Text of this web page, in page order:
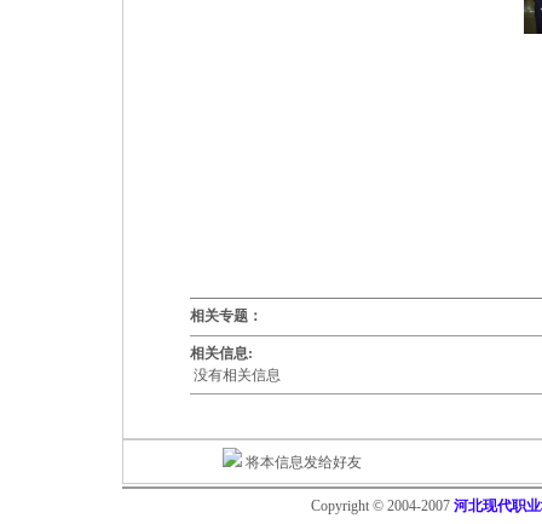
相关专题：
相关信息:
没有相关信息
将本信息发给好友
Copyright © 2004-2007 河北现代职